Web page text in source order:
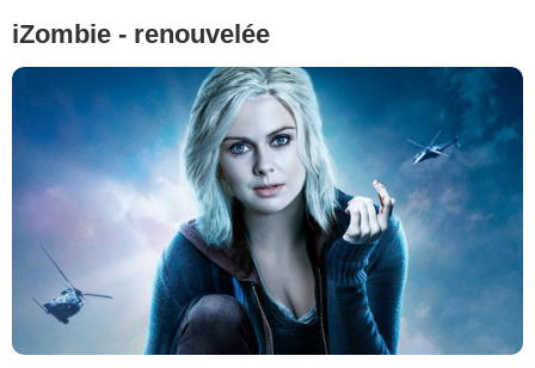
iZombie - renouvelée